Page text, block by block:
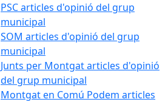
PSC articles d'opinió del grup
municipal
SOM articles d'opinió del grup
municipal
Junts per Montgat articles d'opinió
del grup municipal
Montgat en Comú Podem articles